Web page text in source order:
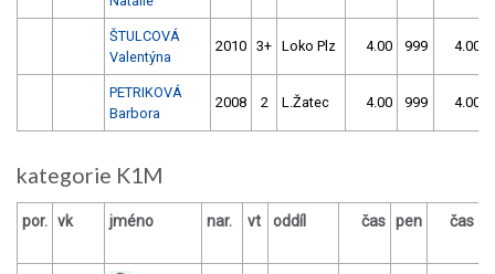
ŠTULCOVÁ
Valentýna
2010 3+ Loko Plz 4.00 999 4.00
PETRIKOVÁ
Barbora
2008 2 L.Žatec 4.00 999 4.00
kategorie K1M
por. vk jméno nar. vt oddíl čas pen čas